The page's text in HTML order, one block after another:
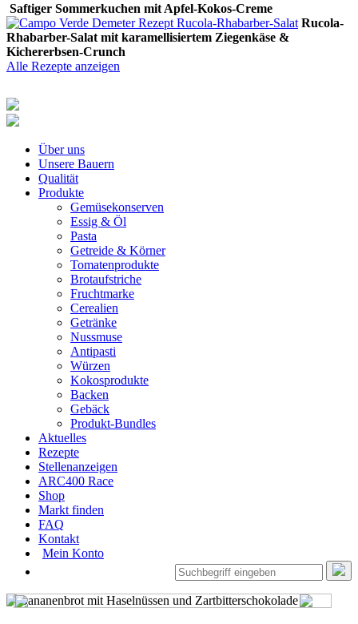
Saftiger Sommerkuchen mit Apfel-Kokos-Creme
Rucola-
Rhabarber-Salat mit karamellisiertem Ziegenkäse &
Kichererbsen-Crunch
Alle Rezepte anzeigen
Über uns
Unsere Bauern
Qualität
Produkte
Gemüsekonserven
Essig & Öl
Pasta
Getreide & Körner
Tomatenprodukte
Brotaufstriche
Fruchtmarke
Cerealien
Getränke
Nussmuse
Antipasti
Würzen
Kokosprodukte
Backen
Gebäck
Produkt-Bundles
Aktuelles
Rezepte
Stellenanzeigen
ARC400 Race
Shop
Markt finden
FAQ
Kontakt
Mein Konto